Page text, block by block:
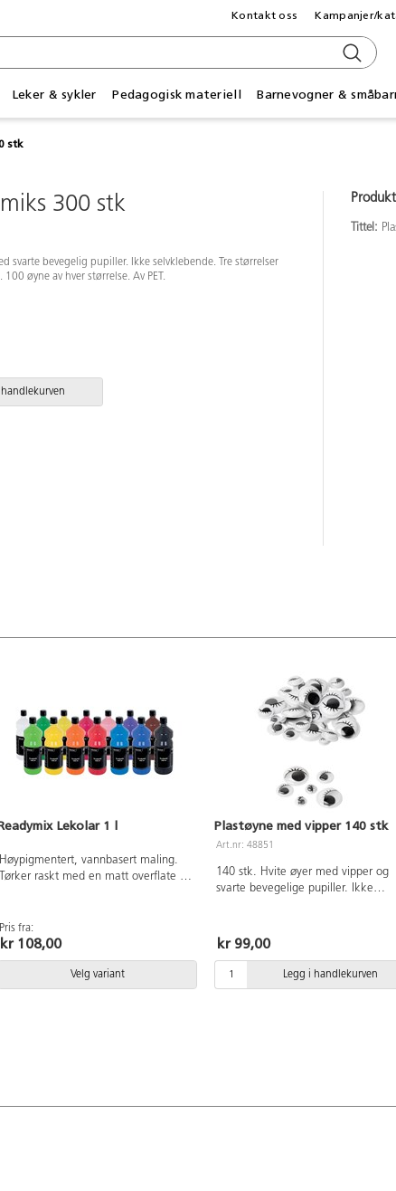
Leker & sykler Pedagogisk materiell Barnevogner &
Kontakt oss Kampanjer/
stk
300 stk
svarte bevegelig pupiller. Ikke selvklebende. Tre størrelser
øyne av hver størrelse. Av PET.
handlekurven
Tittel:
Lekolar 1 l
Høypigmentert, vannbasert maling.
Tørker raskt med en matt overflate og
nesten vannfast. Malingen kan
brukes på de fleste overflater.
Tørketid ca. 20 min. Kompletter med
vår praktiske pumpe 162437. PVC-fri.
Pris fra:
kr 108,00
Velg variant
Plastøyne med vipper 140 stk
Art.nr: 48851
140 stk. Hvite øyer med vipper og
svarte bevegelige pupiller. Ikke
kr 99,00
Legg i handlekurven